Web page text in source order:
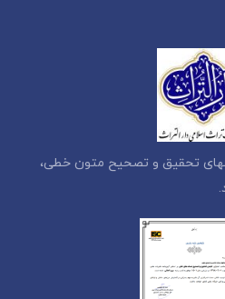
تحقیق و تصحیح متون خطی،